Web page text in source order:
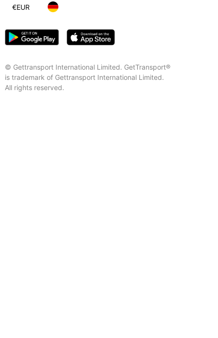
© Gettransport International Limited. GetTransport®
is trademark of Gettransport International Limited.
All rights reserved.
€EUR